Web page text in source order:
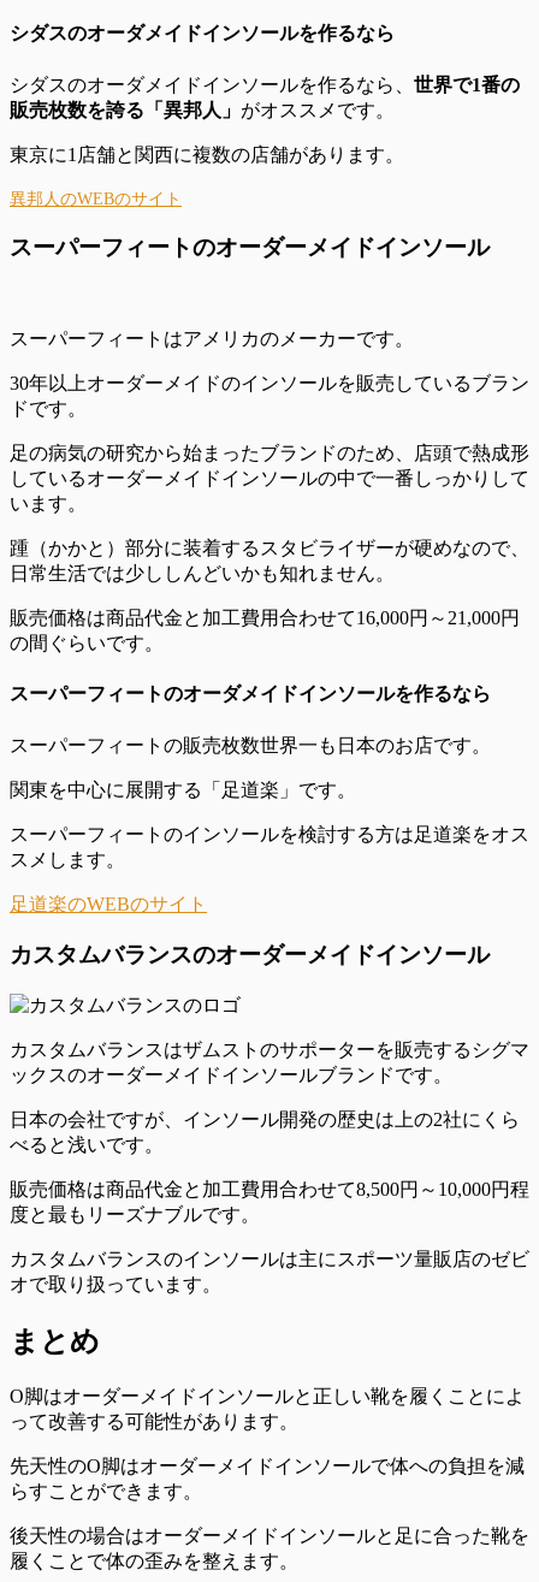
シダスのオーダメイドインソールを作るなら
シダスのオーダメイドインソールを作るなら、 世界で1番の
販売枚数を誇る「異邦人」 がオススメです。
東京に1店舗と関西に複数の店舗があります。
異邦人のWEBのサイト
スーパーフィートのオーダーメイドインソール
スーパーフィートはアメリカのメーカーです。
30年以上オーダーメイドのインソールを販売しているブラン
ドです。
足の病気の研究から始まったブランドのため、店頭で熱成形
しているオーダーメイドインソールの中で一番しっかりして
います。
踵（かかと）部分に装着するスタビライザーが硬めなので、
日常生活では少ししんどいかも知れません。
販売価格は商品代金と加工費用合わせて16,000円～21,000円
の間ぐらいです。
スーパーフィートのオーダメイドインソールを作るなら
スーパーフィートの販売枚数世界一も日本のお店です。
関東を中心に展開する「足道楽」です。
スーパーフィートのインソールを検討する方は足道楽をオス
スメします。
足道楽のWEBのサイト
カスタムバランスのオーダーメイドインソール
カスタムバランスはザムストのサポーターを販売するシグマ
ックスのオーダーメイドインソールブランドです。
日本の会社ですが、 インソール開発の歴史は上の2社にくら
べると浅いです。
販売価格は商品代金と加工費用合わせて8,500円～10,000円程
度と最もリーズナブルです。
カスタムバランスのインソールは主にスポーツ量販店のゼビ
オで取り扱っています。
まとめ
O脚はオーダーメイドインソールと正しい靴を履くことによ
って改善する可能性があります。
先天性のO脚はオーダーメイドインソールで体への負担を減
らすことができます。
後天性の場合はオーダーメイドインソールと足に合った靴を
履くことで体の歪みを整え ます。